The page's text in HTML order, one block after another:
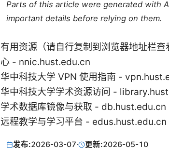
Parts of this article were generated with
important details before relying on them.
有用资源（请自行复制到浏览器地址栏
心 - nnic.hust.edu.cn
华中科技大学 VPN 使用指南 -
华中科技大学学术资源访问 -
学术数据库镜像与获取 - db.hust.edu.cn
远程教学与学习平台 - edus.hust.edu.cn
发布:2026-03-07· 更新:2026-05-10